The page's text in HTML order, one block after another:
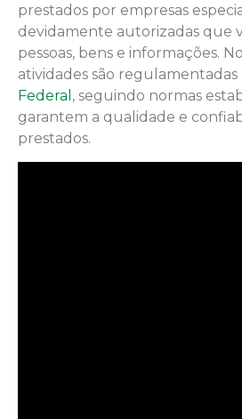
prestados por empresas
devidamente autorizadas que
pessoas, bens e informações.
atividades são regulamentadas
Federal , seguindo normas
garantem a qualidade e
prestados.